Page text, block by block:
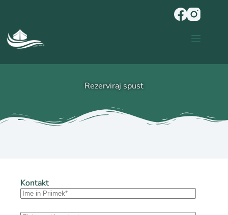
Rezerviraj spust
Kontakt